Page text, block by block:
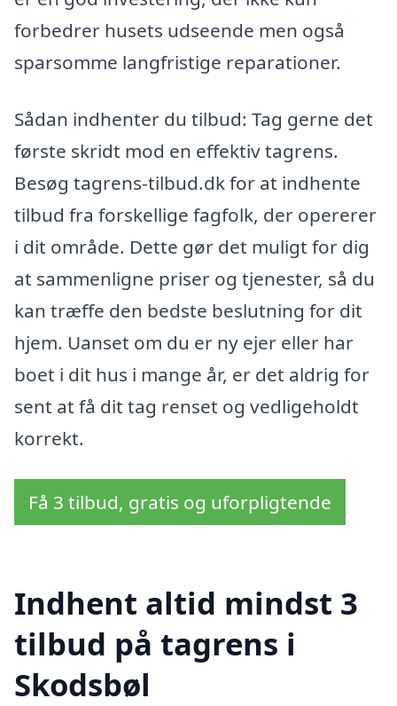
forbedrer husets udseende men også
sparsomme langfristige reparationer.
Sådan indhenter du tilbud: Tag gerne det
første skridt mod en effektiv tagrens.
Besøg tagrens-tilbud.dk for at indhente
tilbud fra forskellige fagfolk, der opererer
i dit område. Dette gør det muligt for dig
at sammenligne priser og tjenester, så du
kan træffe den bedste beslutning for dit
hjem. Uanset om du er ny ejer eller har
boet i dit hus i mange år, er det aldrig for
sent at få dit tag renset og vedligeholdt
korrekt.
Få 3 tilbud, gratis og uforpligtende
Indhent altid mindst 3
tilbud på tagrens i
Skodsbøl